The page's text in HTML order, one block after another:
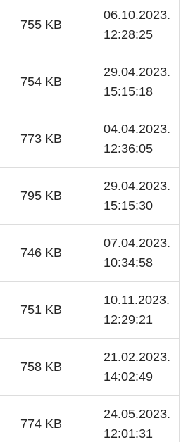
755 KB
06.10.2023.
12:28:25
754 KB
29.04.2023.
15:15:18
773 KB
04.04.2023.
12:36:05
795 KB
29.04.2023.
15:15:30
746 KB
07.04.2023.
10:34:58
751 KB
10.11.2023.
12:29:21
758 KB
21.02.2023.
14:02:49
774 KB
24.05.2023.
12:01:31